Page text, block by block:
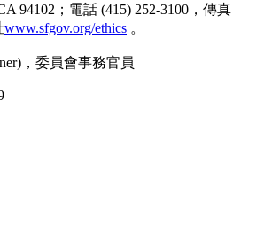
94102；電話 (415) 252-3100，傳真
www.sfgov.org/ethics 。
，委員會事務官員